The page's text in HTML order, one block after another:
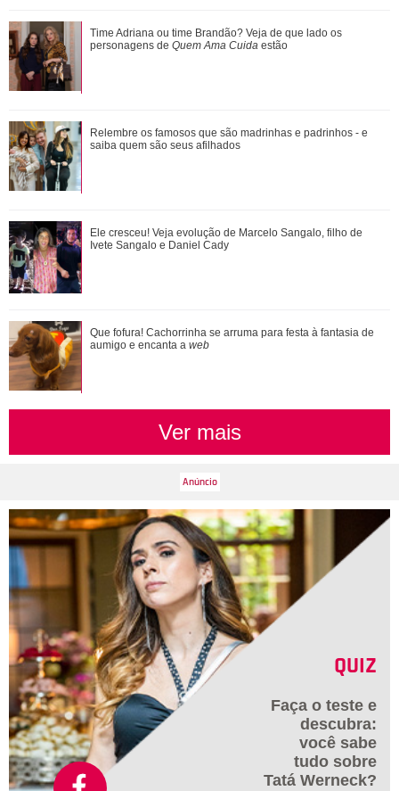
Ratinho se envolve em polêmica após falar sobre aparência
do cantor Tiago, da dupla com Hu...
Confira vezes em que Gaby Amarantos mostrou que não
tem medo de falar o que pensa
Durante uma conversa com Filiz sobre o ex-marido de
Irmak, Kivanç acaba revelando que Irmak ...
Time Adriana ou time Brandão? Veja de que lado os
personagens de Quem Ama Cuida estão
Relembre os famosos que são madrinhas e padrinhos - e
saiba quem são seus afilhados
Ele cresceu! Veja evolução de Marcelo Sangalo, filho de
Ivete Sangalo e Daniel Cady
Que fofura! Cachorrinha se arruma para festa à fantasia de
aumigo e encanta a web
Ver mais
QUIZ
Faça o teste e
descubra:
você sabe
tudo sobre
Tatá Werneck?